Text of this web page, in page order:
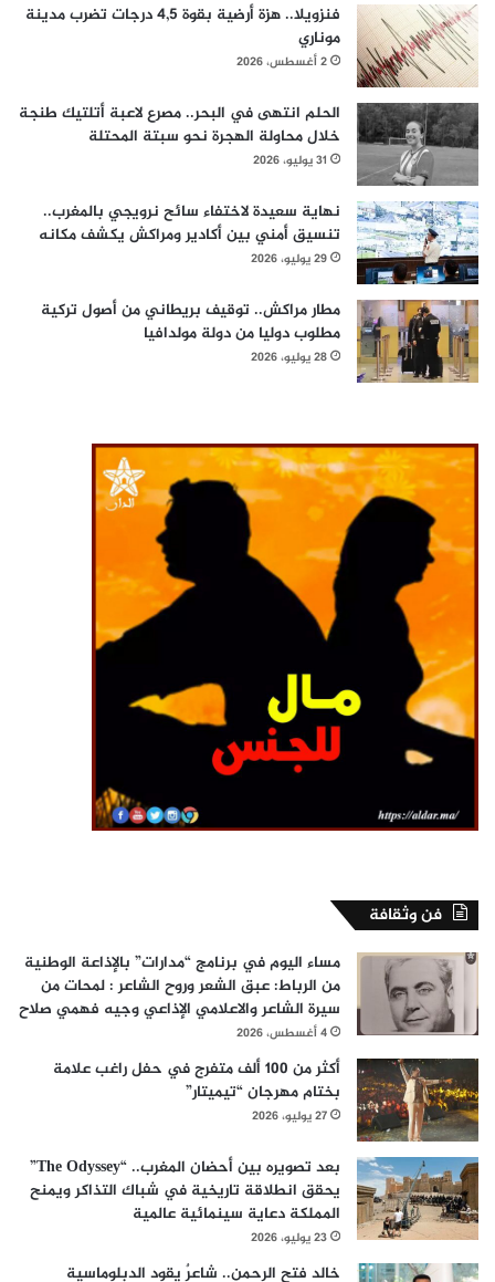
فنزويلا.. هزة أرضية بقوة 4,5 درجات تضرب مدينة
موناري
2 أغسطس، 2026
الحلم انتهى في البحر.. مصرع لاعبة أتلتيك طنجة
خلال محاولة الهجرة نحو سبتة المحتلة
31 يوليو، 2026
نهاية سعيدة لاختفاء سائح نرويجي بالمغرب..
تنسيق أمني بين أكادير ومراكش يكشف مكانه
29 يوليو، 2026
مطار مراكش.. توقيف بريطاني من أصول تركية
مطلوب دوليا من دولة مولدافيا
28 يوليو، 2026
فن وثقافة
مساء اليوم في برنامج “مدارات” بالإذاعة الوطنية
من الرباط: عبق الشعر وروح الشاعر : لمحات من
سيرة الشاعر والاعلامي الإذاعي وجيه فهمي صلاح
4 أغسطس، 2026
أكثر من 100 ألف متفرج في حفل راغب علامة
بختام مهرجان “تيميتار”
27 يوليو، 2026
بعد تصويره بين أحضان المغرب.. “The Odyssey”
يحقق انطلاقة تاريخية في شباك التذاكر ويمنح
المملكة دعاية سينمائية عالمية
23 يوليو، 2026
خالد فتح الرحمن.. شاعرٌ يقود الدبلوماسية